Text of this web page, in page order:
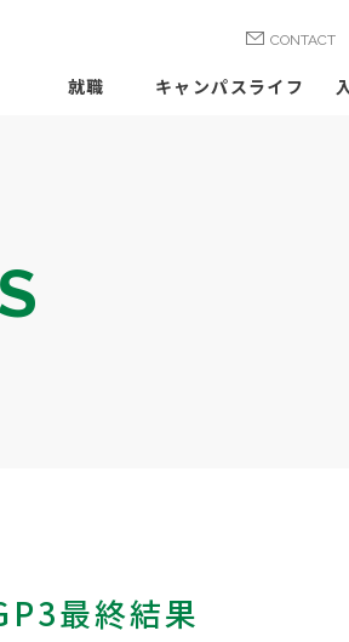
CONTACT
就職 キャンパスライフ
最終結果